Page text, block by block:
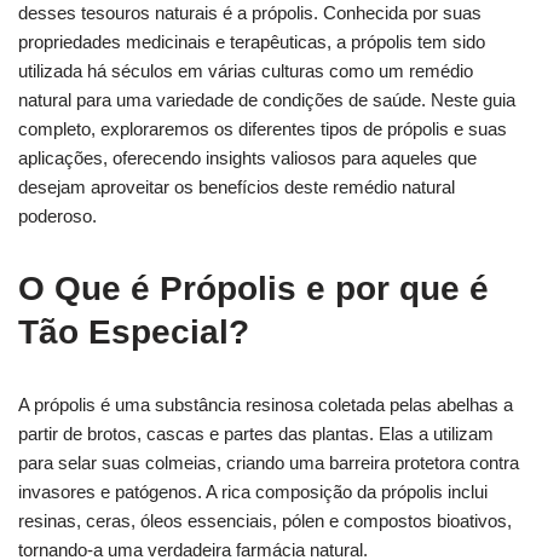
desses tesouros naturais é a própolis. Conhecida por suas
propriedades medicinais e terapêuticas, a própolis tem sido
utilizada há séculos em várias culturas como um remédio
natural para uma variedade de condições de saúde. Neste guia
completo, exploraremos os diferentes tipos de própolis e suas
aplicações, oferecendo insights valiosos para aqueles que
desejam aproveitar os benefícios deste remédio natural
poderoso.
O Que é Própolis e por que é
Tão Especial?
A própolis é uma substância resinosa coletada pelas abelhas a
partir de brotos, cascas e partes das plantas. Elas a utilizam
para selar suas colmeias, criando uma barreira protetora contra
invasores e patógenos. A rica composição da própolis inclui
resinas, ceras, óleos essenciais, pólen e compostos bioativos,
tornando-a uma verdadeira farmácia natural.